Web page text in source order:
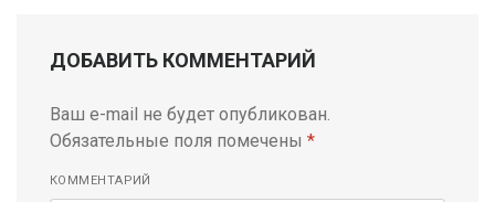
ДОБАВИТЬ КОММЕНТАРИЙ
Ваш e-mail не будет опубликован.
Обязательные поля помечены *
КОММЕНТАРИЙ